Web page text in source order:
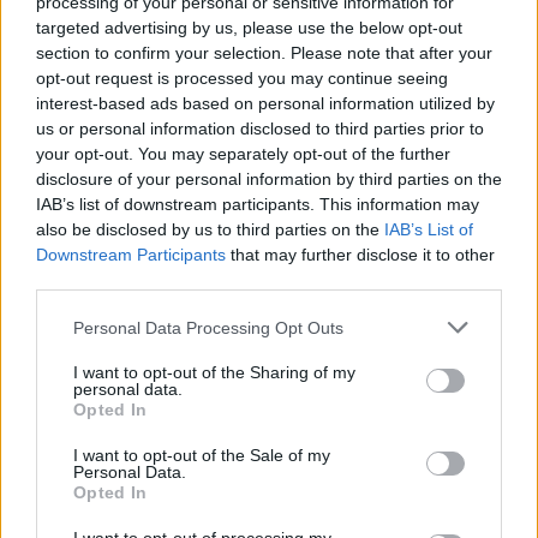
targeted advertising by us, please use the below opt-out
section to confirm your selection. Please note that after your
opt-out request is processed you may continue seeing
interest-based ads based on personal information utilized by
us or personal information disclosed to third parties prior to
your opt-out. You may separately opt-out of the further
disclosure of your personal information by third parties on the
IAB’s list of downstream participants. This information may
also be disclosed by us to third parties on the IAB’s List of
Downstream Participants that may further disclose it to other
Please note that this website/app uses one or more Google
not limited to your visit or usage behaviour. You may click to
grant or deny consent to Google and its third-party tags to
use your data for below specified purposes in below Google
consent section.
Personal Data Processing Opt Outs
I want to opt-out of the Sharing of my
personal data.
Opted In
I want to opt-out of the Sale of my
Personal Data.
Opted In
Las personas jubiladas pueden verificar los resultados
contables de la declaración y los resultados relacionados a
través del servicio en línea «Asistencia fiscal (730/4):
servicios al ciudadano», al que se puede acceder con
SPID, CIE o CNS.
La pensión de julio de 2024 trae consigo importantes
noticias y aumentos para muchos jubilados. Es
fundamental consultar la nómina y verificar todos los
y el decimocuarto mes de alquiler. Para obtener más
información y asistencia, es posible acceder a los servicios
en línea del INPS o ponerse en contacto con un consejo de
administración.